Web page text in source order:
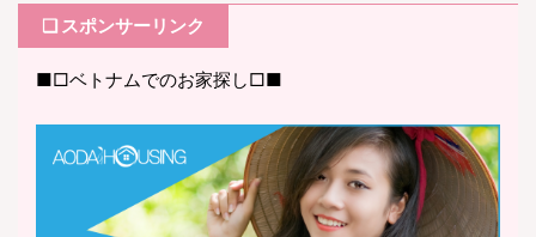
❏ スポンサーリンク
■□ベトナムでのお家探し□■